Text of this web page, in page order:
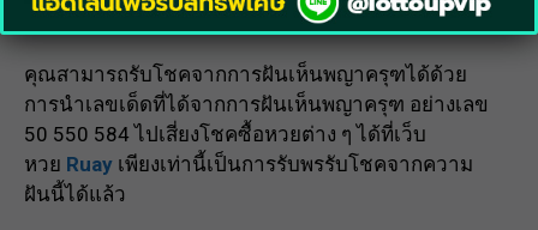
วิธีรับโชคจากการฝันเห็นพญาครุฑ
คุณสามารถรับโชคจากการฝันเห็นพญาครุฑได้ด้วย
การนำเลขเด็ดที่ได้จากการฝันเห็นพญาครุฑ อย่างเลข
50 550 584 ไปเสี่ยงโชคซื้อหวยต่าง ๆ ได้ที่เว็บ
หวย Ruay เพียงเท่านี้เป็นการรับพรรับโชคจากความ
ฝันนี้ได้แล้ว